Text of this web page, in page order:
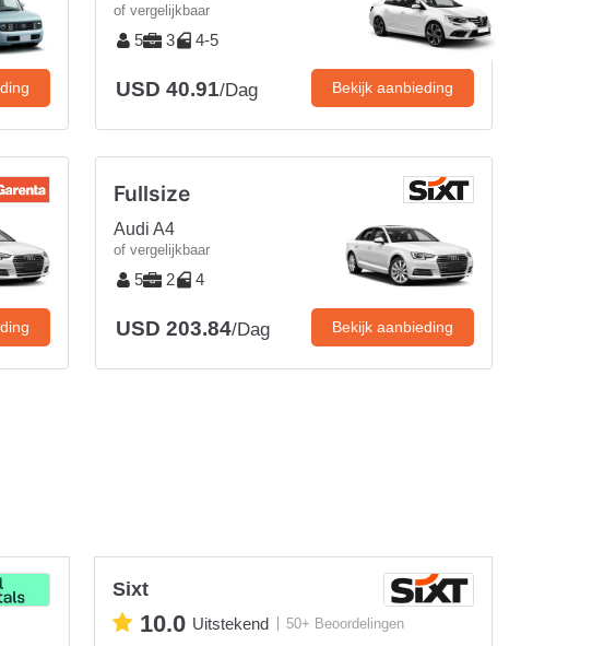
of vergelijkbaar
5 3 4-5
USD 40.91/Dag Bekijk aanbieding
Fullsize
Audi A4
of vergelijkbaar
5 2 4
USD 203.84/Dag Bekijk aanbieding
Sixt
10.0 Uitstekend 50+ Beoordelingen